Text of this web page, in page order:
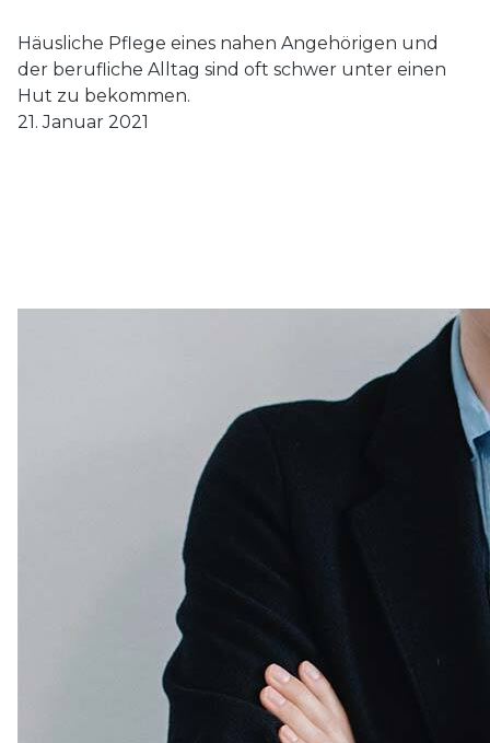
Häusliche Pflege eines nahen Angehörigen und
der berufliche Alltag sind oft schwer unter einen
Hut zu bekommen.
21. Januar 2021